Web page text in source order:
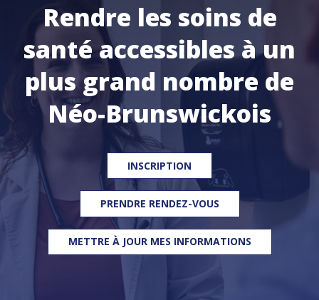
Rendre les soins de
santé accessibles à un
plus grand nombre de
Néo-Brunswickois
INSCRIPTION
PRENDRE RENDEZ-VOUS
METTRE À JOUR MES INFORMATIONS